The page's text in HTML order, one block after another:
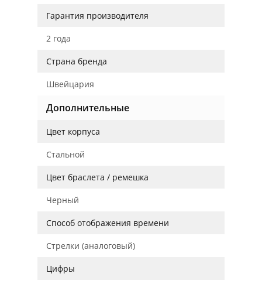
Гарантия производителя
2 года
Страна бренда
Швейцария
Дополнительные
Цвет корпуса
Стальной
Цвет браслета / ремешка
Черный
Способ отображения времени
Стрелки (аналоговый)
Цифры